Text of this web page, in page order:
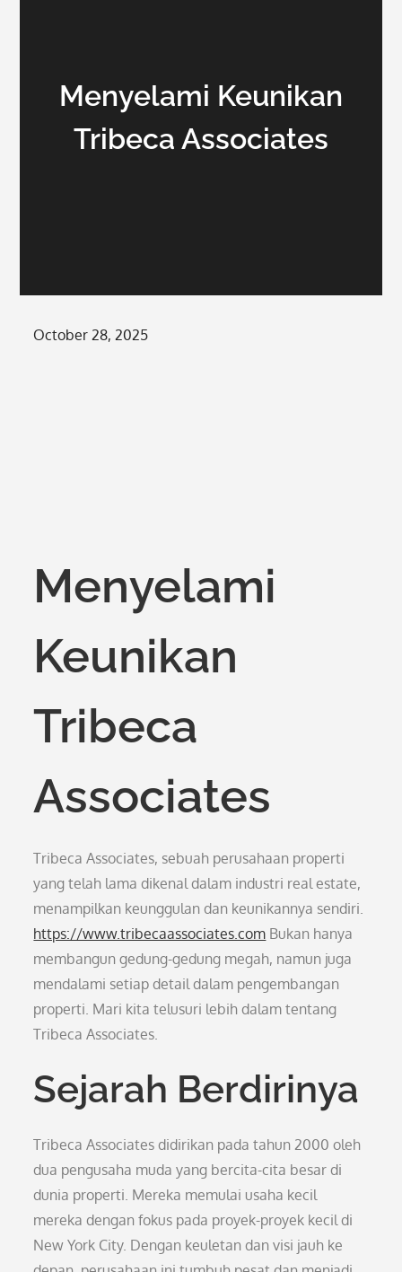
Menyelami Keunikan
Tribeca Associates
Posted
October 28, 2025
Menyelami
Keunikan
Tribeca
Associates
Tribeca Associates, sebuah perusahaan properti
yang telah lama dikenal dalam industri real estate,
menampilkan keunggulan dan keunikannya sendiri.
https://www.tribecaassociates.com Bukan hanya
membangun gedung-gedung megah, namun juga
mendalami setiap detail dalam pengembangan
properti. Mari kita telusuri lebih dalam tentang
Tribeca Associates.
Sejarah Berdirinya
Tribeca Associates didirikan pada tahun 2000 oleh
dua pengusaha muda yang bercita-cita besar di
dunia properti. Mereka memulai usaha kecil
mereka dengan fokus pada proyek-proyek kecil di
New York City. Dengan keuletan dan visi jauh ke